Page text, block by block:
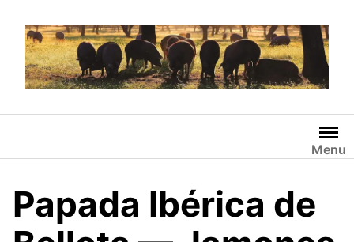
contenido
Menu
Papada Ibérica de